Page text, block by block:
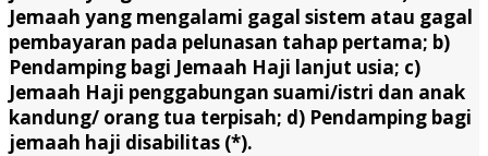
Jemaah yang mengalami gagal sistem atau gagal
pembayaran pada pelunasan tahap pertama; b)
Pendamping bagi Jemaah Haji lanjut usia; c)
Jemaah Haji penggabungan suami/istri dan anak
kandung/ orang tua terpisah; d) Pendamping bagi
jemaah haji disabilitas (*).